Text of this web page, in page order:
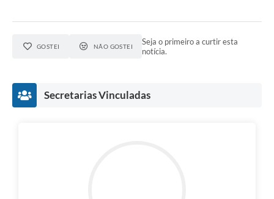
GOSTEI NÃO GOSTEI
Seja o primeiro a curtir esta
notícia.
Secretarias Vinculadas